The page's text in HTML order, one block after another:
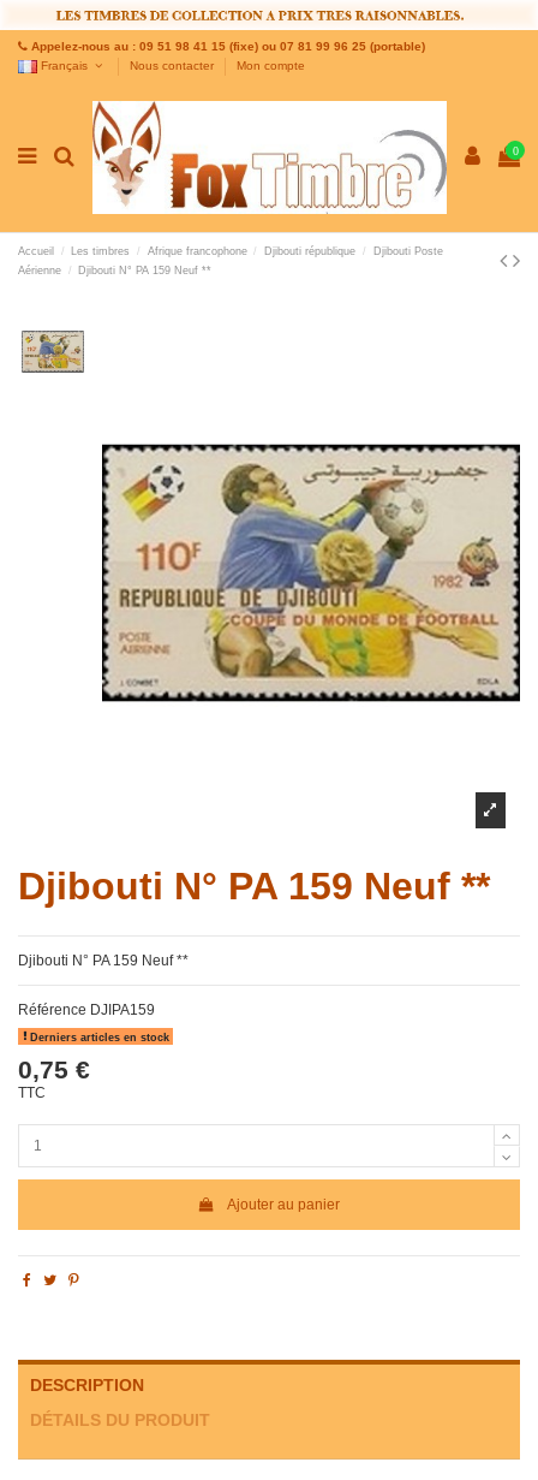
Appelez-nous au : 09 51 98 41 15 (fixe) ou 07 81 99 96 25 (portable)
Français
Nous contacter Mon compte
0
Accueil Les timbres Afrique francophone Djibouti république
Djibouti Poste
Aérienne
Djibouti N° PA 159 Neuf **
Djibouti N° PA 159 Neuf **
Djibouti N° PA 159 Neuf **
Référence DJIPA159
Derniers articles en stock
0,75 €
TTC
Ajouter au panier
DESCRIPTION
DÉTAILS DU PRODUIT